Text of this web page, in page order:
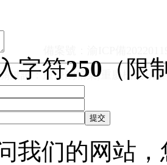
鍵詞：重慶鋼箱梁,重慶橋梁頂
字符250（限
我们的网站